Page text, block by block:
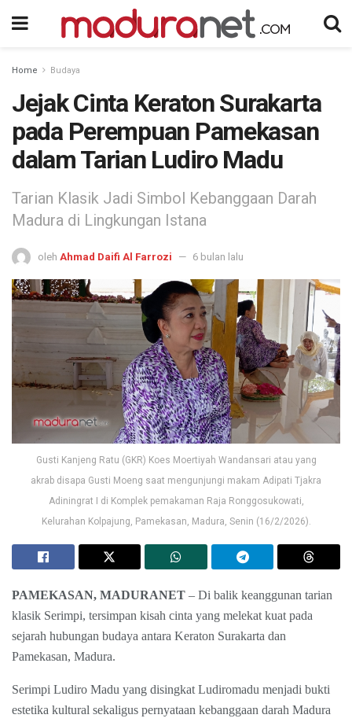
Home Budaya
Jejak Cinta Keraton Surakarta
pada Perempuan Pamekasan
dalam Tarian Ludiro Madu
Tarian Klasik Jadi Simbol Kebanggaan Darah
Madura di Lingkungan Istana
oleh Ahmad Daifi Al Farrozi 6 bulan lalu
Gusti Kanjeng Ratu (GKR) Koes Moertiyah Wandansari atau yang
akrab disapa Gusti Moeng saat mengunjungi makam Adipati Tjakra
Adiningrat I di Komplek pemakaman Raja Ronggosukowati,
Kelurahan Kolpajung, Pamekasan, Madura, Senin (16/2/2026).
PAMEKASAN, MADURANET – Di balik keanggunan tarian
klasik Serimpi, tersimpan kisah cinta yang melekat kuat pada
sejarah hubungan budaya antara Keraton Surakarta dan
Pamekasan, Madura.
Serimpi Ludiro Madu yang disingkat Ludiromadu menjadi bukti
estetika kultural sekaligus pernyataan kebanggaan darah Madura